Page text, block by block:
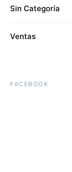
Sin Categoría
Ventas
FACEBOOK